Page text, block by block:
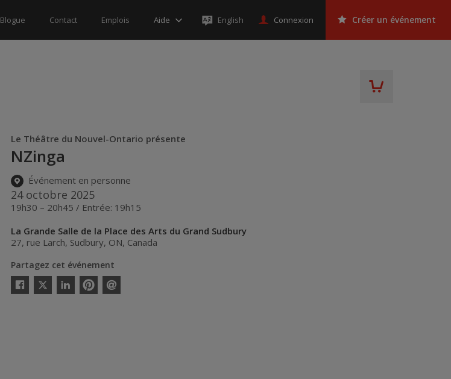
Blogue Contact Emplois Aide English Connexion Créer un événement
Le Théâtre du Nouvel-Ontario présente
NZinga
Événement en personne
24 octobre 2025
19h30 – 20h45 / Entrée: 19h15
La Grande Salle de la Place des Arts du Grand Sudbury
27, rue Larch, Sudbury, ON, Canada
Partagez cet événement
Facebook
Twitter
LinkedinPinterestEnvoyer